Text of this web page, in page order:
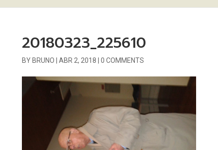
20180323_225610
BY BRUNO ABR 2, 2018 0 COMMENTS